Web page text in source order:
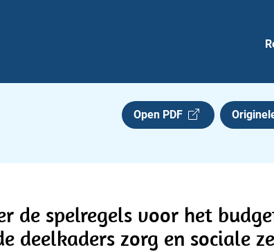
Open PDF
de spelregels voor het
deelkaders zorg en sociale